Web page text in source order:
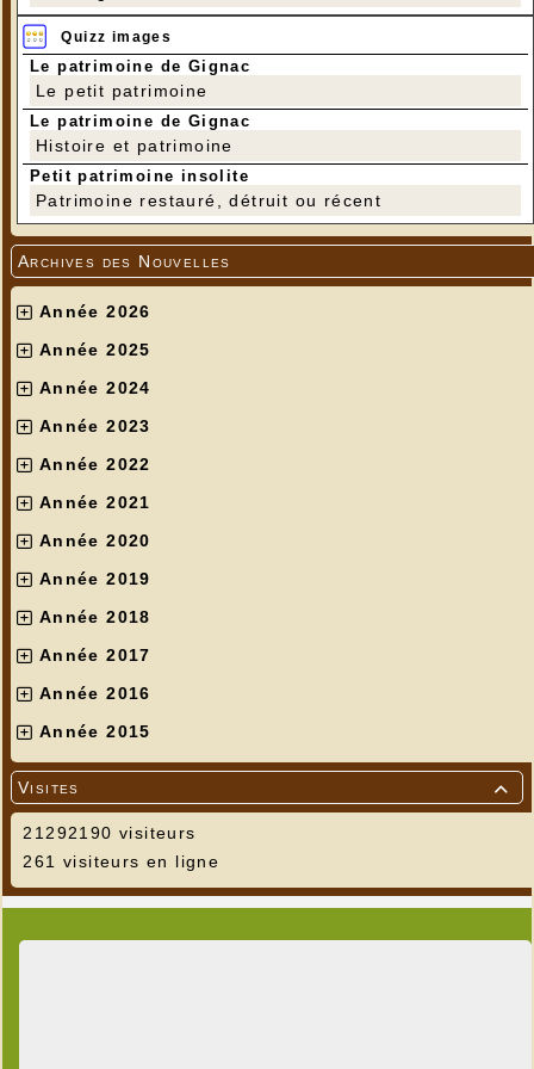
Quizz images
Le patrimoine de Gignac
Le petit patrimoine
Le patrimoine de Gignac
Histoire et patrimoine
Petit patrimoine insolite
Patrimoine restauré, détruit ou récent
Archives des Nouvelles
Année 2026
Année 2025
Année 2024
Année 2023
Année 2022
Année 2021
Année 2020
Année 2019
Année 2018
Année 2017
Année 2016
Année 2015

Visites
21292190 visiteurs
261 visiteurs en ligne